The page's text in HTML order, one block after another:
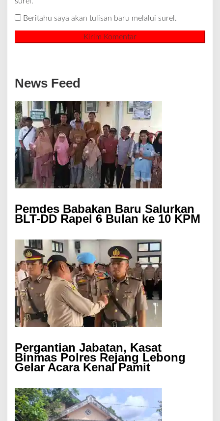
Beritahu saya akan tulisan baru melalui surel.
News Feed
Pemdes Babakan Baru Salurkan
BLT-DD Rapel 6 Bulan ke 10 KPM
Pergantian Jabatan, Kasat
Binmas Polres Rejang Lebong
Gelar Acara Kenal Pamit